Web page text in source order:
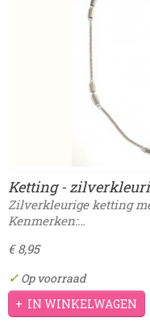
Ketting -
Zilverkleurige ketting
Kenmerken:…
€ 8,95
✓ Op voorraad
IN WINKELWAGEN